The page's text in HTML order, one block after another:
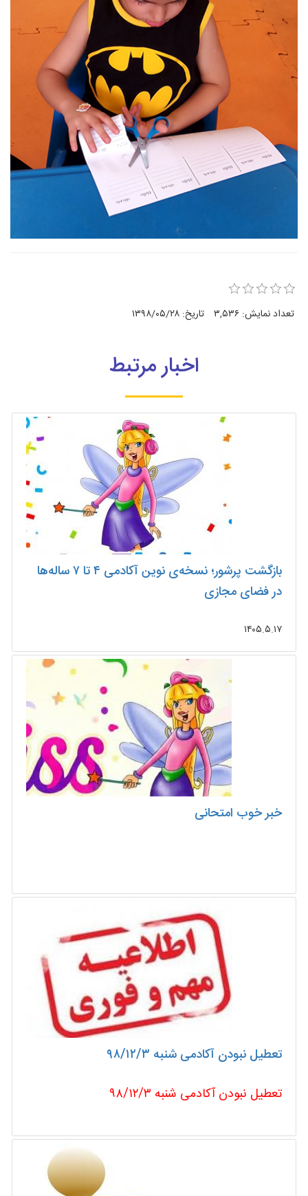
تعداد نمایش: ۳,۵۳۶ تاریخ: ۱۳۹۸/۰۵/۲۸
اخبار مرتبط
بازگشت پرشور؛ نسخه‌ی نوین آکادمی ۴ تا ۷ ساله‌ها
در فضای مجازی
۱۴۰۵.۵.۱۷
خبر خوب امتحانی
تعطیل نبودن آکادمی شنبه ۹۸/۱۲/۳
تعطیل نبودن آکادمی شنبه ۹۸/۱۲/۳